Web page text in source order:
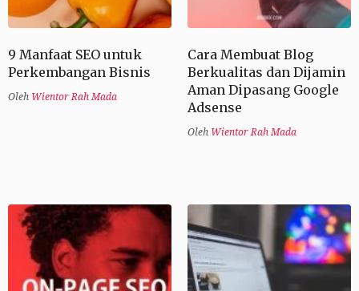
9 Manfaat SEO untuk
Perkembangan Bisnis
Oleh Wientor Rah Mada
Cara Membuat Blog
Berkualitas dan Dijamin
Aman Dipasang Google
Adsense
Oleh Wientor Rah Mada